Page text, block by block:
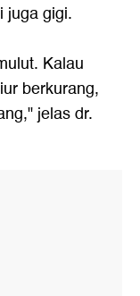
juga gigi.
Kalau
berkurang,
jelas dr.